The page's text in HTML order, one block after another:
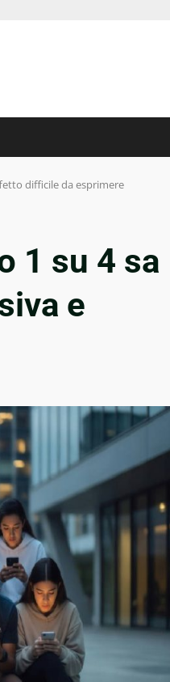
difficile da esprimere
1 su 4 sa
e